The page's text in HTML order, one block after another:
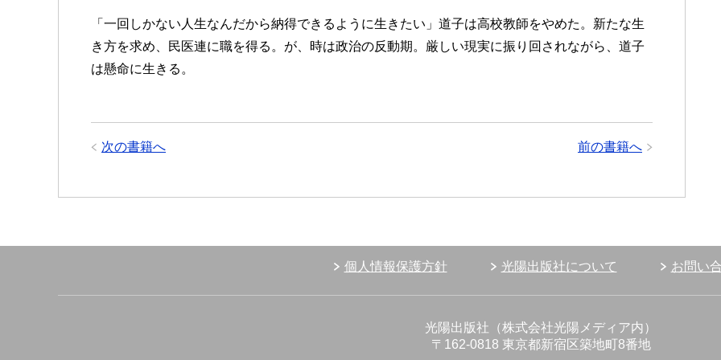
「一回しかない人生なんだから納得できるように生きたい」道子は高校教師をやめた。新たな生
き方を求め、民医連に職を得る。が、時は政治の反動期。厳しい現実に振り回されながら、道子
は懸命に生きる。
前の書籍へ
次の書籍へ
個人情報保護方針 光陽出版社について お問い
光陽出版社（株式会社光陽メディア内）
〒162-0818 東京都新宿区築地町8番地